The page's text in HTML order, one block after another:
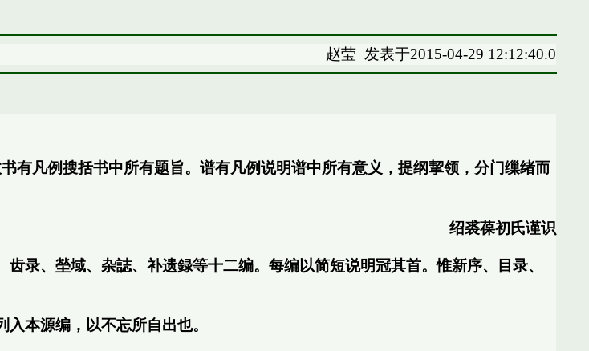
赵莹发表于2015-04-29 12:12:40.0
有凡例搜括书中所有题旨。谱有凡例说明谱中所有意义，提纲挈领，分门缫绪而
绍裘葆初氏谨识
录、塋域、杂誌、补遗録等十二编。每编以简短说明冠其首。惟新序、目录、
本源编，以不忘所自出也。